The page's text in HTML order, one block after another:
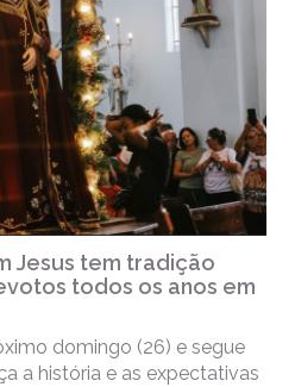
Jesus tem tradição
todos os anos em
domingo (26) e segue
a história e as expectativas